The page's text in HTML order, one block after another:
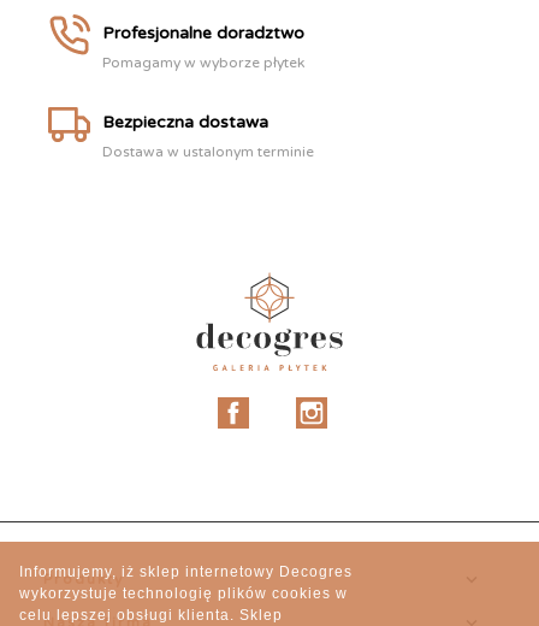
Profesjonalne doradztwo
Pomagamy w wyborze płytek
Bezpieczna dostawa
Dostawa w ustalonym terminie
Facebook
Produkty
Informujemy, iż sklep internetowy Decogres
wykorzystuje technologię plików cookies w
celu lepszej obsługi klienta. Sklep